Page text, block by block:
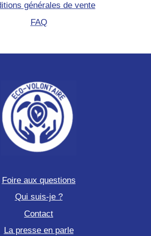
générales de vente
FAQ
Foire aux questions
Qui suis-je ?
Contact
La presse en parle